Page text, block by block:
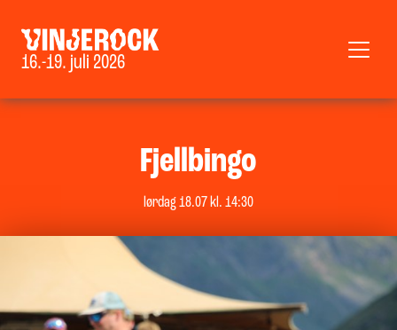
16.-19. juli 2026
Fjellbingo
lørdag 18.07 kl. 14:30